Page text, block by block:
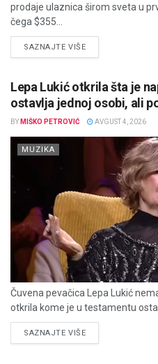
prodaje ulaznica širom sveta u
čega $355...
SAZNAJTE VIŠEDETAILS
Lepa Lukić otkrila šta je
ostavlja jednoj osobi, ali
BY MIŠKO PETROVIĆ AVGUST 4, 2026
MUZIKA
Čuvena pevačica Lepa Lukić
otkrila kome je u testamentu
SAZNAJTE VIŠEDETAILS